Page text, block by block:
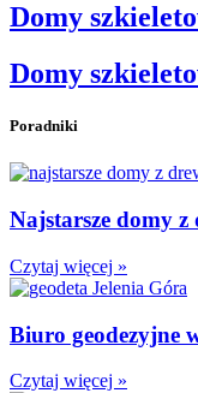
Domy
Domy
Poradniki
Najstarsze domy z
Czytaj więcej »
Biuro geodezyjne
Czytaj więcej »